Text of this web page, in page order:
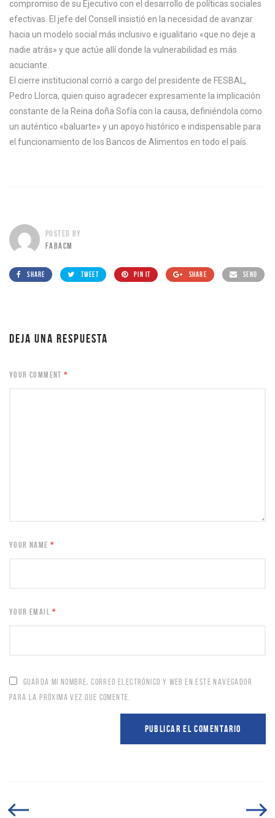
compromiso de su Ejecutivo con el desarrollo de políticas sociales
efectivas. El jefe del Consell insistió en la necesidad de avanzar
hacia un modelo social más inclusivo e igualitario «que no deje a
nadie atrás» y que actúe allí donde la vulnerabilidad es más
acuciante.
El cierre institucional corrió a cargo del presidente de FESBAL,
Pedro Llorca, quien quiso agradecer expresamente la implicación
constante de la Reina doña Sofía con la causa, definiéndola como
un auténtico «baluarte» y un apoyo histórico e indispensable para
el funcionamiento de los Bancos de Alimentos en todo el país.
POSTED BY
FABACM
SHARE TWEET PIN IT SHARE SEND
DEJA UNA RESPUESTA
YOUR COMMENT*
YOUR NAME*
YOUR EMAIL*
GUARDA MI NOMBRE, CORREO ELECTRÓNICO Y WEB EN ESTE NAVEGADOR
PARA LA PRÓXIMA VEZ QUE COMENTE.